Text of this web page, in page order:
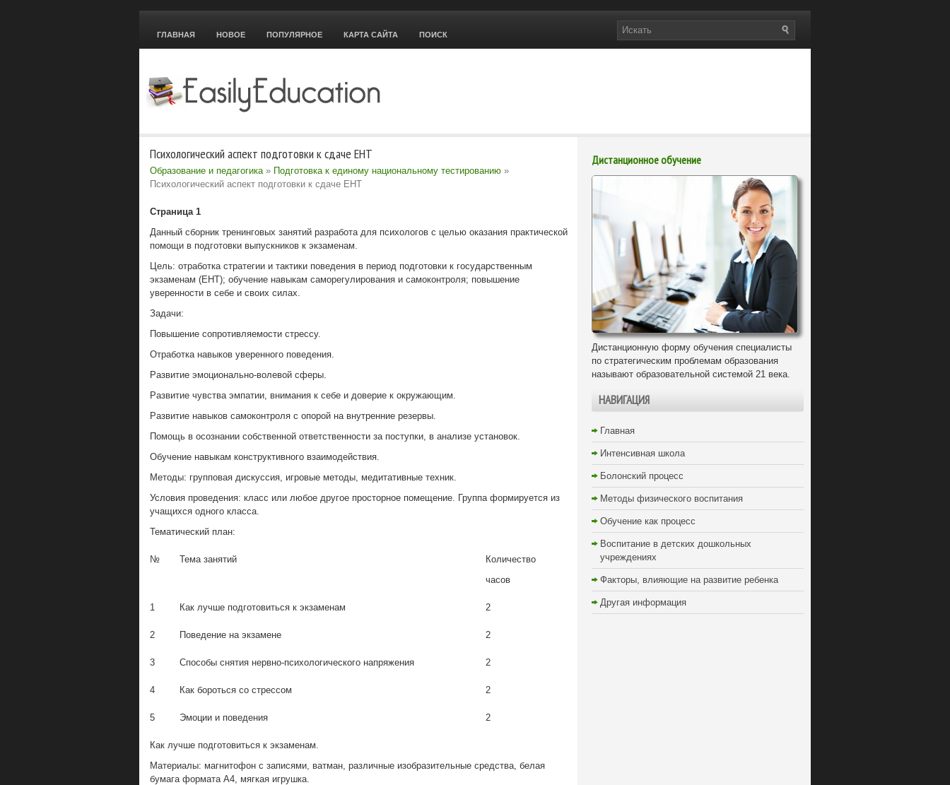
ГЛАВНАЯ НОВОЕ ПОПУЛЯРНОЕ КАРТА САЙТА ПОИСК
Психологический аспект подготовки к сдаче ЕНТ
Образование и педагогика» Подготовка к единому национальному тестированию »
Психологический аспект подготовки к сдаче ЕНТ
Страница 1
Данный сборник тренинговых занятий разработа для психологов с целью оказания практической
помощи в подготовки выпускников к экзаменам.
Цель: отработка стратегии и тактики поведения в период подготовки к государственным
экзаменам (ЕНТ); обучение навыкам саморегулирования и самоконтроля; повышение
уверенности в себе и своих силах.
Задачи:
Повышение сопротивляемости стрессу.
Отработка навыков уверенного поведения.
Развитие эмоционально-волевой сферы.
Развитие чувства эмпатии, внимания к себе и доверие к окружающим.
Развитие навыков самоконтроля с опорой на внутренние резервы.
Помощь в осознании собственной ответственности за поступки, в анализе установок.
Обучение навыкам конструктивного взаимодействия.
Методы: групповая дискуссия, игровые методы, медитативные техник.
Условия проведения: класс или любое другое просторное помещение. Группа формируется из
учащихся одного класса.
Тематический план:
№ Тема занятий
Количество
часов
1 Как лучше подготовиться к экзаменам 2
2 Поведение на экзамене 2
3 Способы снятия нервно-психологического напряжения 2
4 Как бороться со стрессом 2
5 Эмоции и поведения 2
Как лучше подготовиться к экзаменам.
Материалы: магнитофон с записями, ватман, различные изобразительные средства, белая
бумага формата А4, мягкая игрушка.
Дистанционное обучение
Дистанционную форму обучения специалисты
по стратегическим проблемам образования
называют образовательной системой 21 века.
НАВИГАЦИЯ
Главная
Интенсивная школа
Болонский процесс
Методы физического воспитания
Обучение как процесс
Воспитание в детских дошкольных
учреждениях
Факторы, влияющие на развитие ребенка
Другая информация